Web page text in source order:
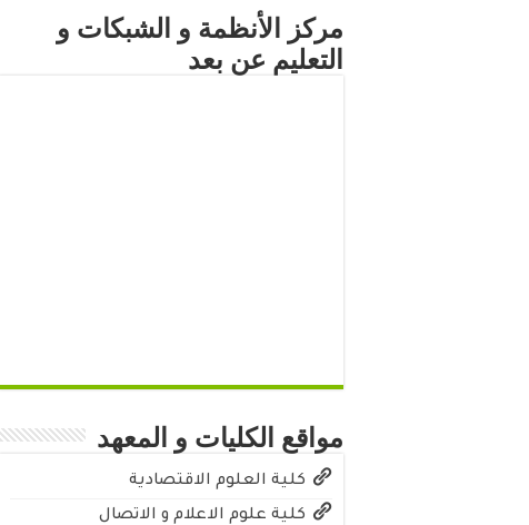
مركز الأنظمة و الشبكات و
التعليم عن بعد
مواقع الكليات و المعهد
كلية العلوم الاقتصادية
كلية علوم الاعلام و الاتصال